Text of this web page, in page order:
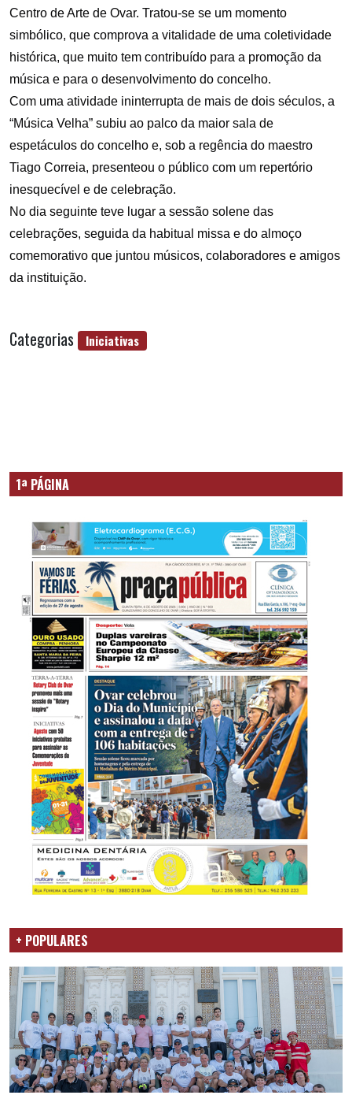
Centro de Arte de Ovar. Tratou-se se um momento
simbólico, que comprova a vitalidade de uma coletividade
histórica, que muito tem contribuído para a promoção da
música e para o desenvolvimento do concelho.
Com uma atividade ininterrupta de mais de dois séculos, a
“Música Velha” subiu ao palco da maior sala de
espetáculos do concelho e, sob a regência do maestro
Tiago Correia, presenteou o público com um repertório
inesquecível e de celebração.
No dia seguinte teve lugar a sessão solene das
celebrações, seguida da habitual missa e do almoço
comemorativo que juntou músicos, colaboradores e amigos
da instituição.
Categorias Iniciativas
1ª PÁGINA
+ POPULARES